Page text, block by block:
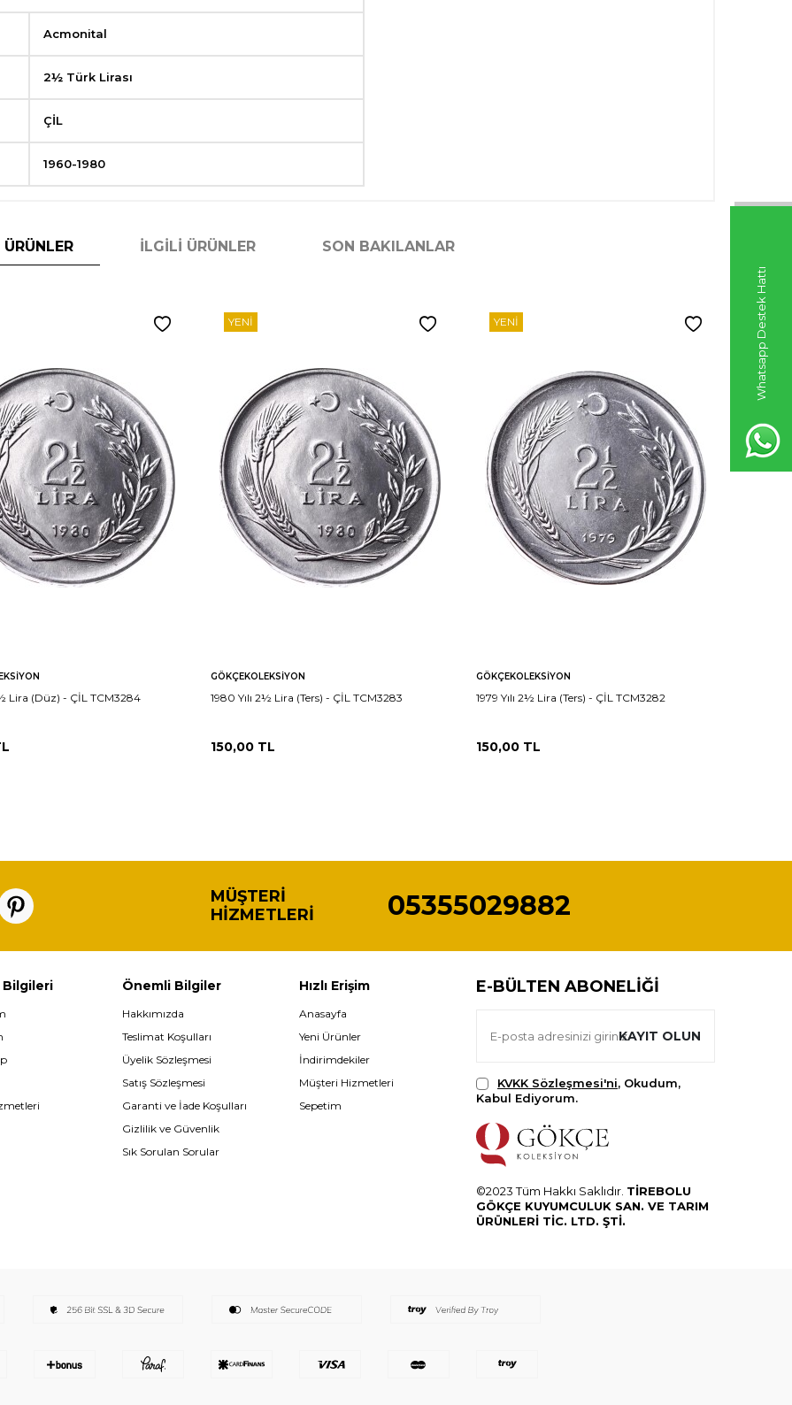
Whatsapp Destek Hattı
Acmonital
2½ Türk Lirası
ÇİL
1960-1980
İLGILI ÜRÜNLER SON BAKILANLAR
Lira (Düz) - ÇİL TCM3284
YENI
GÖKÇEKOLEKSIYON
1980 Yılı 2½ Lira (Ters) - ÇİL TCM3283
150,00 TL
YENI
GÖKÇEKOLEKSIYON
1979 Yılı 2½ Lira (Ters) - ÇİL TCM3282
150,00 TL
YENI
MÜŞTERI
HIZMETLERI
05355029882
Bilgileri Önemli Bilgiler
Hakkımızda
Teslimat Koşulları
Üyelik Sözleşmesi
Satış Sözleşmesi
Garanti ve İade Koşulları
Gizlilik ve Güvenlik
Sık Sorulan Sorular
Hızlı Erişim
Anasayfa
Yeni Ürünler
İndirimdekiler
Müşteri Hizmetleri
Sepetim
E-BÜLTEN ABONELIĞI
KAYIT OLUN
KVKK Sözleşmesi'ni, Okudum,
Kabul Ediyorum.
©2023 Tüm Hakkı Saklıdır. TİREBOLU
GÖKÇE KUYUMCULUK SAN. VE TARIM
ÜRÜNLERİ TİC. LTD. ŞTİ.